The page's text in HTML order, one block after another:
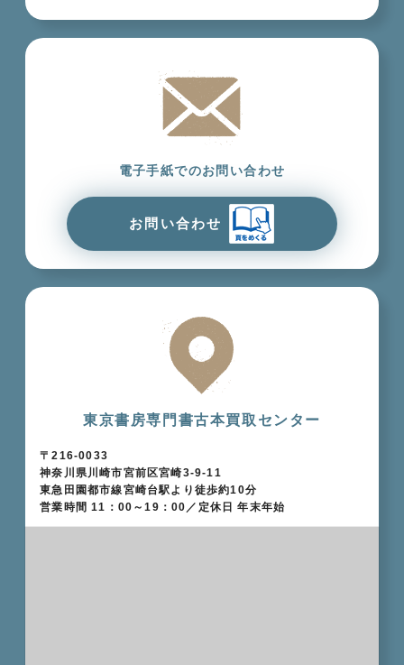
電子手紙でのお問い合わせ
お問い合わせ
東京書房専門書古本買取センター
〒216-0033
神奈川県川崎市宮前区宮崎3-9-11
東急田園都市線宮崎台駅より徒歩約10分
営業時間 11：00～19：00／定休日 年末年始